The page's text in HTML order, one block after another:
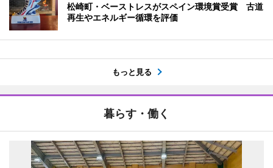
松崎町・ベーストレスがスペイン環境賞受賞 古道
再生やエネルギー循環を評価
もっと見る
暮らす・働く